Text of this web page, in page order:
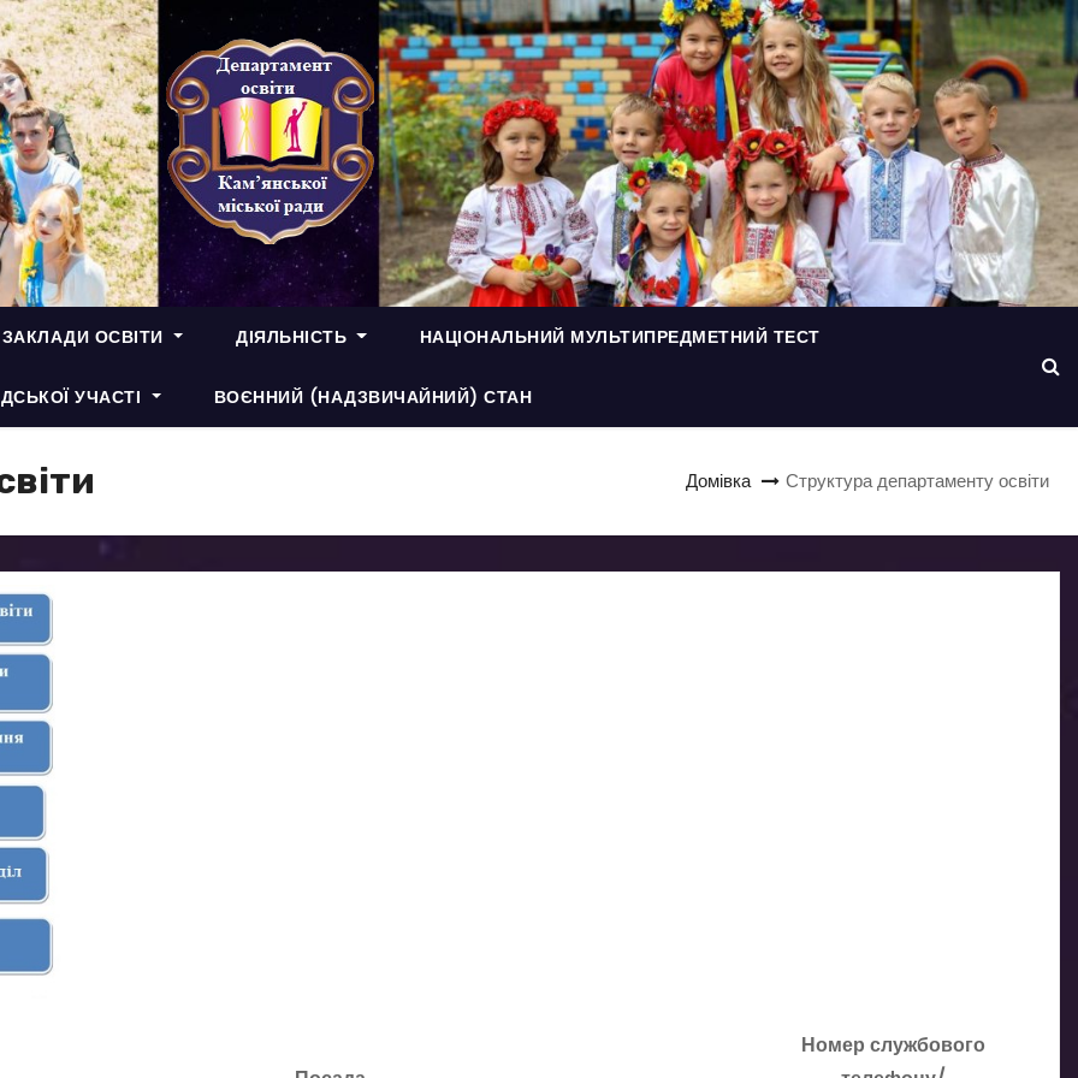
ОСВІТИ ДІЯЛЬНІСТЬ НАЦІОНАЛЬНИЙ МУЛЬТИПРЕДМЕТНИЙ ТЕСТ
УЧАСТІ ВОЄННИЙ (НАДЗВИЧАЙНИЙ) СТАН
Домівка Структура департаменту освіти
Номер службового